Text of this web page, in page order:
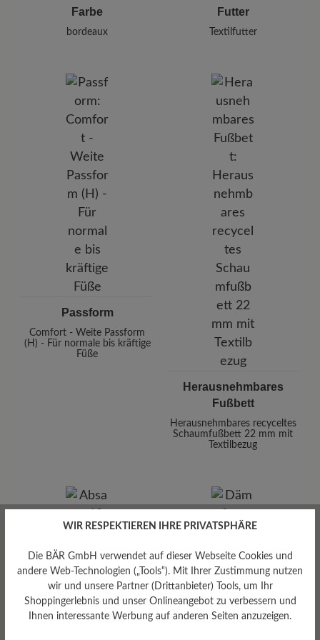
Farbe
bordeaux
Futter
Textilfutter
Passform
Comfort - Weite Passform
(H) - Für normale bis kräftige
Füße
Herausnehmbares
Fußbett
Herausnehmbares recyceltes
Schaumfußbett 22 mm mit
Textilbezug
Absatz
Dämpfungsgrad
gering
WIR RESPEKTIEREN IHRE PRIVATSPHÄRE
Die BÄR GmbH verwendet auf dieser Webseite Cookies und
andere Web-Technologien („Tools“). Mit Ihrer Zustimmung nutzen
wir und unsere Partner (Drittanbieter) Tools, um Ihr
Shoppingerlebnis und unser Onlineangebot zu verbessern und
Ihnen interessante Werbung auf anderen Seiten anzuzeigen.